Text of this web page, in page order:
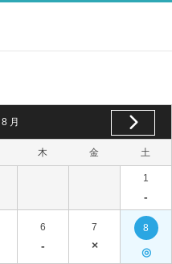
8 月
木 金 土
1
-
6
-
7
×
8
◎